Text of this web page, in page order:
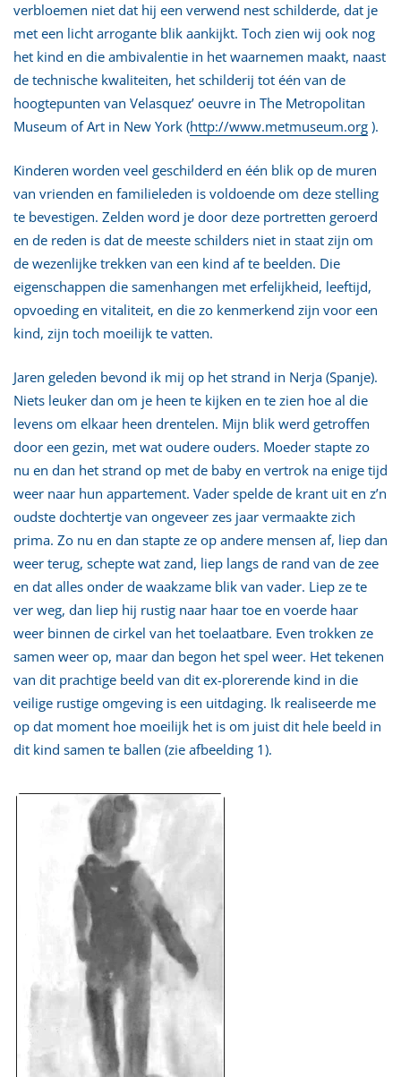
verbloemen niet dat hij een verwend nest schilderde, dat je
met een licht arrogante blik aankijkt. Toch zien wij ook nog
het kind en die ambivalentie in het waarnemen maakt, naast
de technische kwaliteiten, het schilderij tot één van de
hoogtepunten van Velasquez’ oeuvre in The Metropolitan
Museum of Art in New York (http://www.metmuseum.org ).
Kinderen worden veel geschilderd en één blik op de muren
van vrienden en familieleden is voldoende om deze stelling
te bevestigen. Zelden word je door deze portretten geroerd
en de reden is dat de meeste schilders niet in staat zijn om
de wezenlijke trekken van een kind af te beelden. Die
eigenschappen die samenhangen met erfelijkheid, leeftijd,
opvoeding en vitaliteit, en die zo kenmerkend zijn voor een
kind, zijn toch moeilijk te vatten.
Jaren geleden bevond ik mij op het strand in Nerja (Spanje).
Niets leuker dan om je heen te kijken en te zien hoe al die
levens om elkaar heen drentelen. Mijn blik werd getroffen
door een gezin, met wat oudere ouders. Moeder stapte zo
nu en dan het strand op met de baby en vertrok na enige tijd
weer naar hun appartement. Vader spelde de krant uit en z’n
oudste dochtertje van ongeveer zes jaar vermaakte zich
prima. Zo nu en dan stapte ze op andere mensen af, liep dan
weer terug, schepte wat zand, liep langs de rand van de zee
en dat alles onder de waakzame blik van vader. Liep ze te
ver weg, dan liep hij rustig naar haar toe en voerde haar
weer binnen de cirkel van het toelaatbare. Even trokken ze
samen weer op, maar dan begon het spel weer. Het tekenen
van dit prachtige beeld van dit ex-plorerende kind in die
veilige rustige omgeving is een uitdaging. Ik realiseerde me
op dat moment hoe moeilijk het is om juist dit hele beeld in
dit kind samen te ballen (zie afbeelding 1).